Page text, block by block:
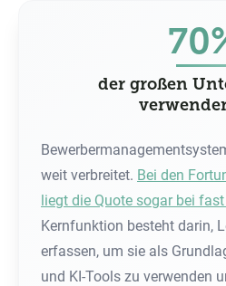
der großen
weit verbreitet. Bei den
liegt die Quote sogar bei fast
Kernfunktion besteht darin,
erfassen, um sie als
und KI-Tools zu verwenden